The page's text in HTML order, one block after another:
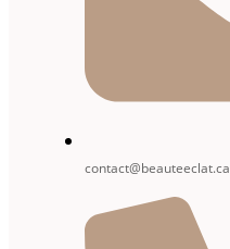
contact@beauteeclat.ca